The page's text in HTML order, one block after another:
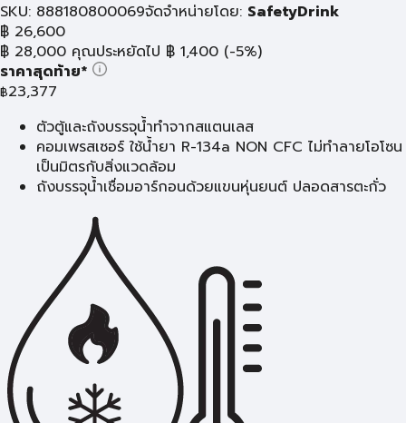
SKU: 888180800069จัดจำหน่ายโดย: SafetyDrink
฿ 26,600
฿ 28,000 คุณประหยัดไป ฿ 1,400 (-5%)
ราคาสุดท้าย*
฿23,377
ตัวตู้และถังบรรจุน้ำทำจากสแตนเลส
คอมเพรสเซอร์ ใช้น้ำยา R-134a NON CFC ไม่ทำลายโอโซน
เป็นมิตรกับสิ่งแวดล้อม
ถังบรรจุน้ำเชื่อมอาร์กอนด้วยแขนหุ่นยนต์ ปลอดสารตะกั่ว